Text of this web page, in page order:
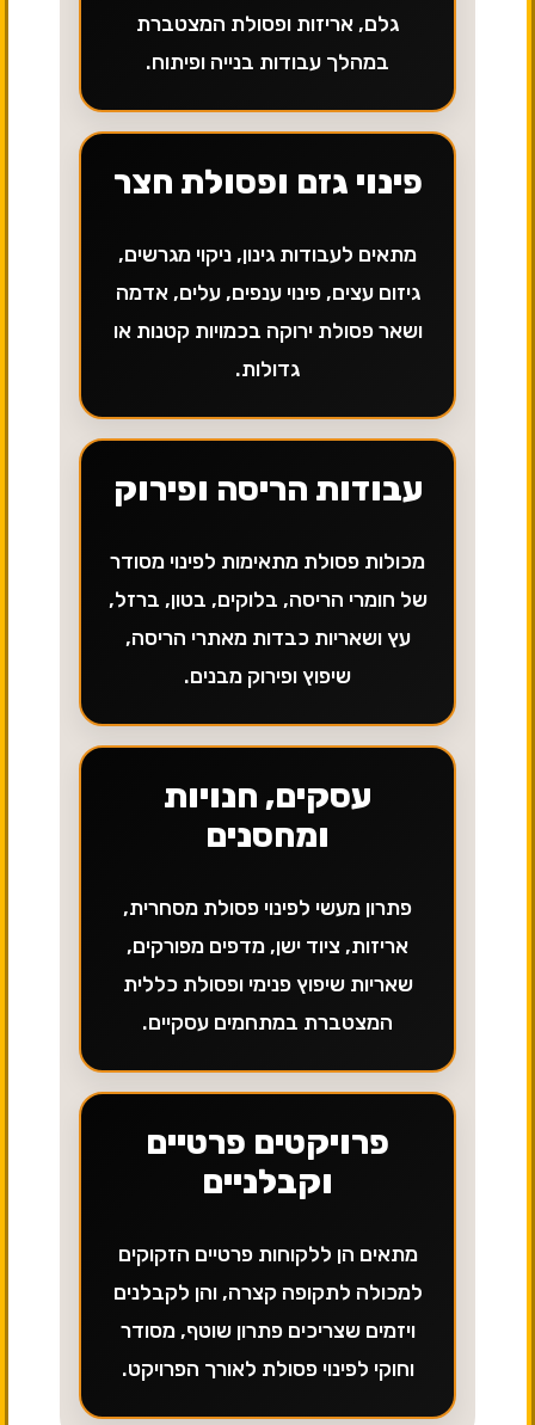
גלם, אריזות ופסולת המצטברת
במהלך עבודות בנייה ופיתוח.
פינוי גזם ופסולת חצר
מתאים לעבודות גינון, ניקוי מגרשים,
גיזום עצים, פינוי ענפים, עלים, אדמה
ושאר פסולת ירוקה בכמויות קטנות או
גדולות.
עבודות הריסה ופירוק
מכולות פסולת מתאימות לפינוי מסודר
של חומרי הריסה, בלוקים, בטון, ברזל,
עץ ושאריות כבדות מאתרי הריסה,
שיפוץ ופירוק מבנים.
עסקים, חנויות
ומחסנים
פתרון מעשי לפינוי פסולת מסחרית,
אריזות, ציוד ישן, מדפים מפורקים,
שאריות שיפוץ פנימי ופסולת כללית
המצטברת במתחמים עסקיים.
פרויקטים פרטיים
וקבלניים
מתאים הן ללקוחות פרטיים הזקוקים
למכולה לתקופה קצרה, והן לקבלנים
ויזמים שצריכים פתרון שוטף, מסודר
וחוקי לפינוי פסולת לאורך הפרויקט.